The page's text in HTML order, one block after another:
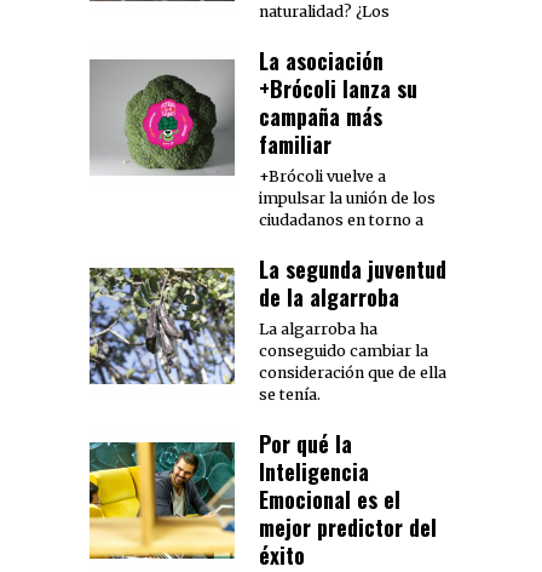
naturalidad? ¿Los
La asociación
+Brócoli lanza su
campaña más
familiar
+Brócoli vuelve a
impulsar la unión de los
ciudadanos en torno a
La segunda juventud
de la algarroba
La algarroba ha
conseguido cambiar la
consideración que de ella
se tenía.
Por qué la
Inteligencia
Emocional es el
mejor predictor del
éxito